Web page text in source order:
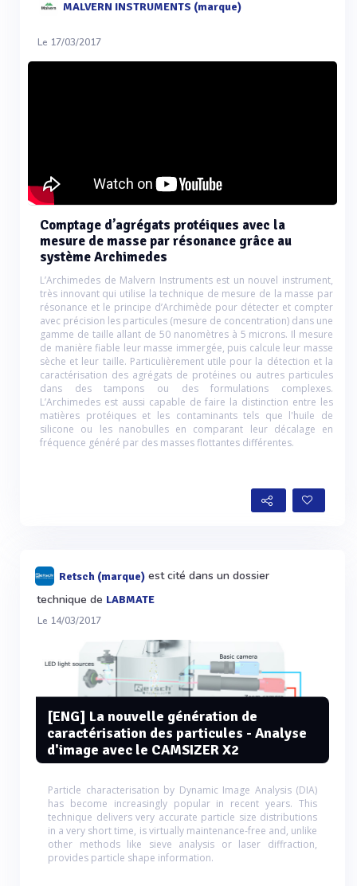
MALVERN INSTRUMENTS (marque)
Le 17/03/2017
Comptage d’agrégats protéiques avec la
mesure de masse par résonance grâce au
système Archimedes
L’Archimedes de Malvern Instruments est un nouvel instrument,
très innovant qui utilise la technique de mesure de la masse par
résonance et le principe d’Archimède pour détecter et compter
avec précision les particules (mesure de concentration) dans une
gamme de taille allant de 50 nanomètres à 5 microns. Il mesure
de manière fiable leur masse immergée, puis calcule leur masse
sèche et leur taille. Particulièrement utile pour la détection et la
caractérisation des agrégats de protéines ou autres particules
dans des tampons ou des formulations complexes.
L’Archimedes est aussi capable de faire la distinction entre les
matières protéiques et les contaminants tels que l'huile de
silicone ou les nanobulles en comparant leur décalage en
fréquence généré par des masses flottantes différentes.
Retsch (marque) est cité dans un dossier
technique de LABMATE
Le 14/03/2017
[ENG] La nouvelle génération de
caractérisation des particules - Analyse
d'image avec le CAMSIZER X2
Particle characterisation by Dynamic Image Analysis (DIA)
has become increasingly popular in recent years. This
technique delivers very accurate particle size distributions
in a very short time, is virtually maintenance-free and, unlike
other methods like sieve analysis or laser diffraction,
provides particle shape information.